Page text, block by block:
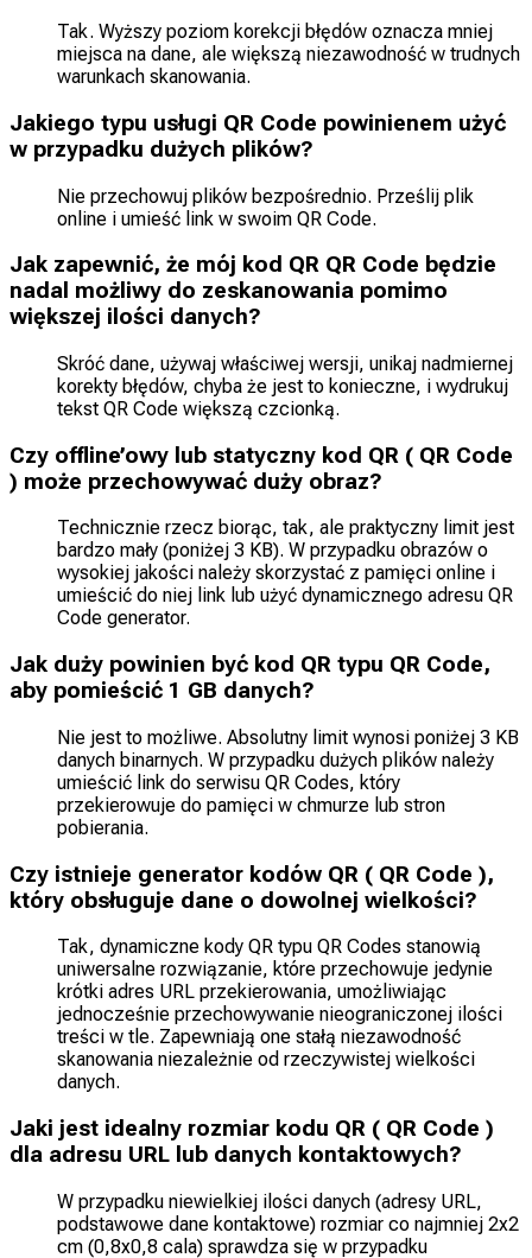
Tak. Wyższy poziom korekcji błędów oznacza mniej
miejsca na dane, ale większą niezawodność w trudnych
warunkach skanowania.
Jakiego typu usługi QR Code powinienem użyć
w przypadku dużych plików?
Nie przechowuj plików bezpośrednio. Prześlij plik
online i umieść link w swoim QR Code.
Jak zapewnić, że mój kod QR QR Code będzie
nadal możliwy do zeskanowania pomimo
większej ilości danych?
Skróć dane, używaj właściwej wersji, unikaj nadmiernej
korekty błędów, chyba że jest to konieczne, i wydrukuj
tekst QR Code większą czcionką.
Czy offline’owy lub statyczny kod QR ( QR Code
) może przechowywać duży obraz?
Technicznie rzecz biorąc, tak, ale praktyczny limit jest
bardzo mały (poniżej 3 KB). W przypadku obrazów o
wysokiej jakości należy skorzystać z pamięci online i
umieścić do niej link lub użyć dynamicznego adresu QR
Code generator.
Jak duży powinien być kod QR typu QR Code,
aby pomieścić 1 GB danych?
Nie jest to możliwe. Absolutny limit wynosi poniżej 3 KB
danych binarnych. W przypadku dużych plików należy
umieścić link do serwisu QR Codes, który
przekierowuje do pamięci w chmurze lub stron
pobierania.
Czy istnieje generator kodów QR ( QR Code ),
który obsługuje dane o dowolnej wielkości?
Tak, dynamiczne kody QR typu QR Codes stanowią
uniwersalne rozwiązanie, które przechowuje jedynie
krótki adres URL przekierowania, umożliwiając
jednocześnie przechowywanie nieograniczonej ilości
treści w tle. Zapewniają one stałą niezawodność
skanowania niezależnie od rzeczywistej wielkości
danych.
Jaki jest idealny rozmiar kodu QR ( QR Code )
dla adresu URL lub danych kontaktowych?
W przypadku niewielkiej ilości danych (adresy URL,
podstawowe dane kontaktowe) rozmiar co najmniej 2x2
cm (0,8x0,8 cala) sprawdza się w przypadku